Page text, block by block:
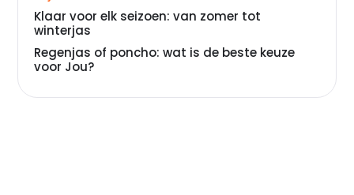
Klaar voor elk seizoen: van zomer tot
winterjas
Regenjas of poncho: wat is de beste keuze
voor Jou?